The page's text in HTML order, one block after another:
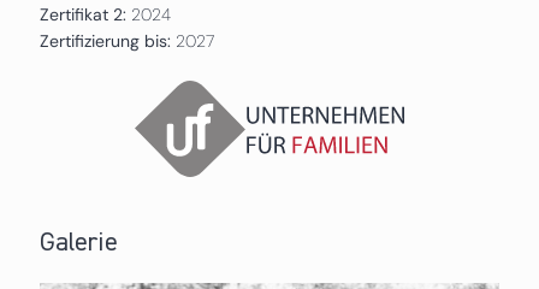
Zertifikat 2: 2024
Zertifizierung bis: 2027
Galerie